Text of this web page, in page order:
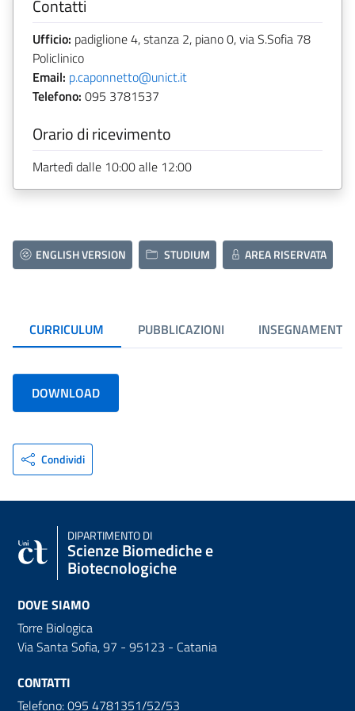
Contatti
Ufficio: padiglione 4, stanza 2, piano 0, via S.Sofia 78
Policlinico
Email: p.caponnetto@unict.it
Telefono: 095 3781537
Orario di ricevimento
Martedì dalle 10:00 alle 12:00
ENGLISH VERSION STUDIUM AREA RISERVATA
CURRICULUM PUBBLICAZIONI INSEGNAMENTI
DOWNLOAD
Condividi
DIPARTIMENTO DI
Scienze Biomediche e
Biotecnologiche
DOVE SIAMO
Torre Biologica
Via Santa Sofia, 97 - 95123 - Catania
CONTATTI
Telefono: 095 4781351/52/53